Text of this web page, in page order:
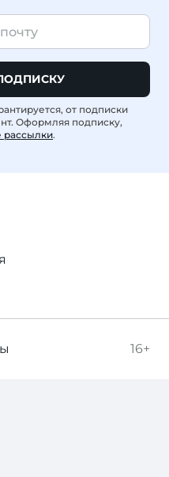
от подписки
Оформляя подписку,
рассылки.
16+